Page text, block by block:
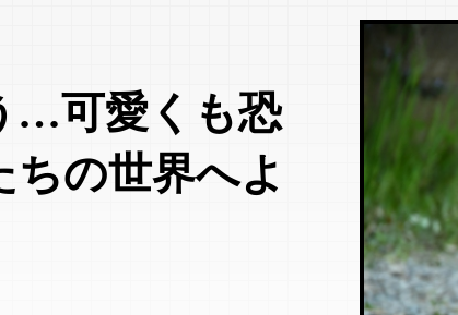
…可愛くも恐
ちの世界へよ